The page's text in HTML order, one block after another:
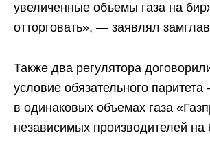
увеличенные объемы газа на
отторговать», — заявлял
Также два регулятора
условие обязательного
в одинаковых объемах газа
независимых производителей на